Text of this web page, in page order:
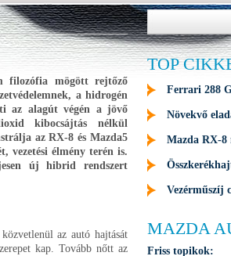
filozófia mögött rejtőző
a hidrogén
az alagút végén a jövő
kibocsájtás nélkül
az RX-8 és Mazda5
vezetési élmény terén is.
új hibrid rendszert
az autó hajtását
kap. Tovább nőtt az
TOP
Ferrari 288
Növekvő
Mazda RX-8
Vezérműszíj
MAZDA
Friss topikok: